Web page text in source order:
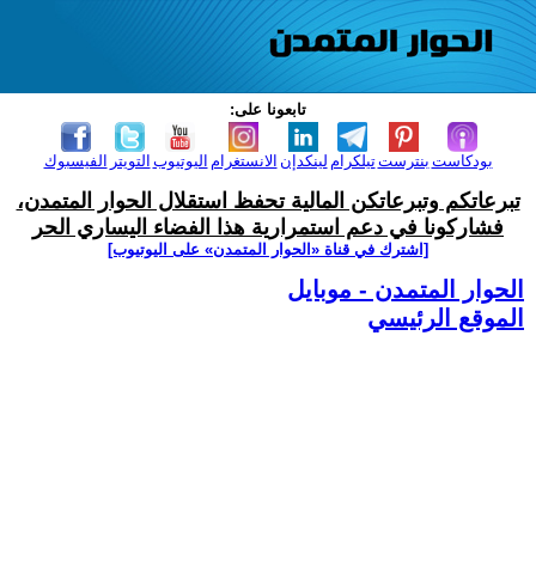
تابعونا على:
الفيسبوك التويتر اليوتيوب الانستغرام لينكدإن تيلكرامبنترست بودكاست
تبرعاتكم وتبرعاتكن المالية تحفظ استقلال الحوار المتمدن،
فشاركونا في دعم استمرارية هذا الفضاء اليساري الحر
[اشترك في قناة ‫«الحوار المتمدن» على اليوتيوب]
الحوار المتمدن - موبايل
الموقع الرئيسي